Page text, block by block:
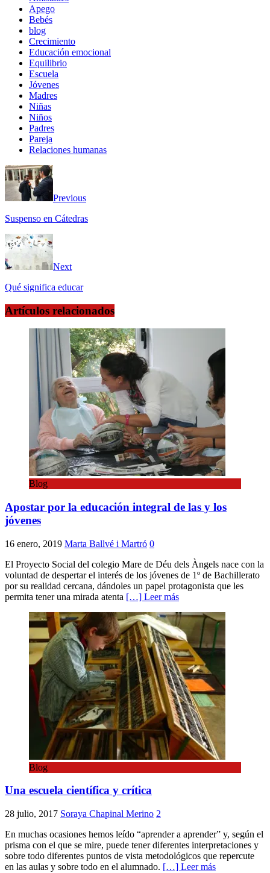
Apego
Bebés
blog
Crecimiento
Educación emocional
Equilibrio
Escuela
Jóvenes
Madres
Niñas
Niños
Padres
Pareja
Relaciones humanas
Previous
Suspenso en Cátedras
Next
Qué significa educar
Artículos relacionados
Blog
Apostar por la educación integral de las y los
jóvenes
16 enero, 2019 Marta Ballvé i Martró 0
El Proyecto Social del colegio Mare de Déu dels Àngels nace con la
voluntad de despertar el interés de los jóvenes de 1º de Bachillerato
por su realidad cercana, dándoles un papel protagonista que les
permita tener una mirada atenta […] Leer más
Blog
Una escuela científica y crítica
28 julio, 2017 Soraya Chapinal Merino 2
En muchas ocasiones hemos leído “aprender a aprender” y, según el
prisma con el que se mire, puede tener diferentes interpretaciones y
sobre todo diferentes puntos de vista metodológicos que repercute
en las aulas y sobre todo en el alumnado. […] Leer más